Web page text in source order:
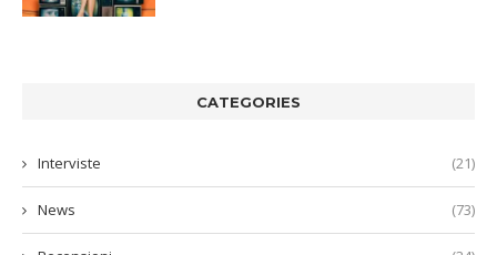
CATEGORIES
Interviste (21)
News (73)